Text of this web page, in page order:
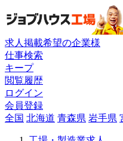
求人掲載希望の企業様
仕事検索
キープ
閲覧履歴
ログイン
会員登録
全国 北海道 青森県 岩手県